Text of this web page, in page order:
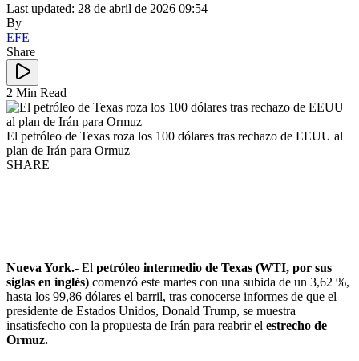
Last updated: 28 de abril de 2026 09:54
By
EFE
Share
2 Min Read
El petróleo de Texas roza los 100 dólares tras rechazo de EEUU al
plan de Irán para Ormuz
SHARE
Nueva York.- El petróleo intermedio de Texas (WTI, por sus
siglas en inglés) comenzó este martes con una subida de un 3,62 %,
hasta los 99,86 dólares el barril, tras conocerse informes de que el
presidente de Estados Unidos, Donald Trump, se muestra
insatisfecho con la propuesta de Irán para reabrir el estrecho de
Ormuz.